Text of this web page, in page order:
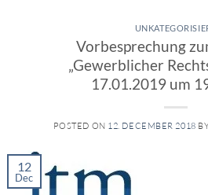
Vorbesprechung
„Gewerblicher
17.01.2019 um
POSTED ON 12. DECEMBER 2018
12
Dec